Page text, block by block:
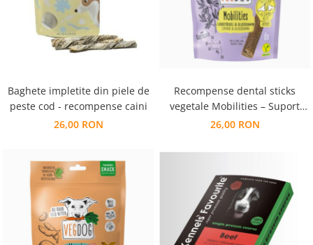
Baghete impletite din piele de
peste cod - recompense caini
26,00 RON
Recompense dental sticks
vegetale Mobilities – Suport
pentru articulatii si mobilitate
26,00 RON